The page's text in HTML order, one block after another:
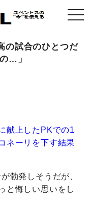
の試合のひとつだ
…」
献上したPKでの1
ネーリを下す結果
勃発しそうだが、
と悔しい思いをし